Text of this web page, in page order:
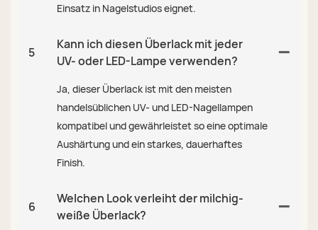
Einsatz in Nagelstudios eignet.
5
Kann ich diesen Überlack mit jeder
UV- oder LED-Lampe verwenden?
Ja, dieser Überlack ist mit den meisten
handelsüblichen UV- und LED-Nagellampen
kompatibel und gewährleistet so eine optimale
Aushärtung und ein starkes, dauerhaftes
Finish.
6
Welchen Look verleiht der milchig-
weiße Überlack?